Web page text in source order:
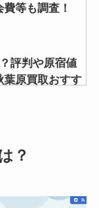
等も調査！
評判や原宿値
葉原買取おすす
知ってる曲
しい曲・カラオ
？